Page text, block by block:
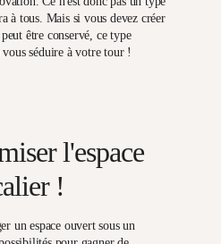
à tous. Mais si vous devez créer
être conservé, ce type
séduire à votre tour !
l'espace
!
un espace ouvert sous un